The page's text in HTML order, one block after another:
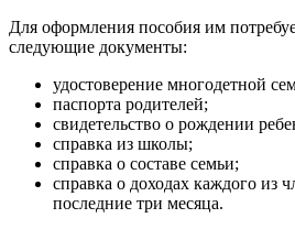
Для оформления пособия им
следующие документы:
удостоверение многодетной
паспорта родителей;
свидетельство о рождении
справка из школы;
справка о составе семьи;
справка о доходах каждого из
последние три месяца.